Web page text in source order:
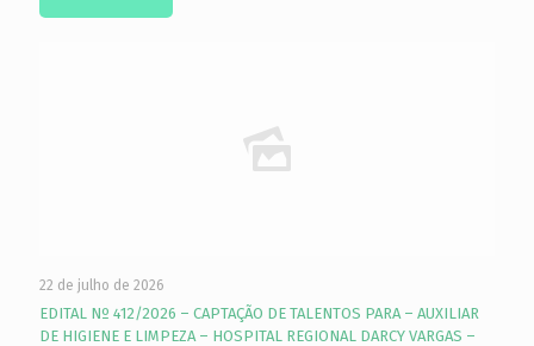
22 de julho de 2026
EDITAL Nº 412/2026 – CAPTAÇÃO DE TALENTOS PARA – AUXILIAR
DE HIGIENE E LIMPEZA – HOSPITAL REGIONAL DARCY VARGAS –